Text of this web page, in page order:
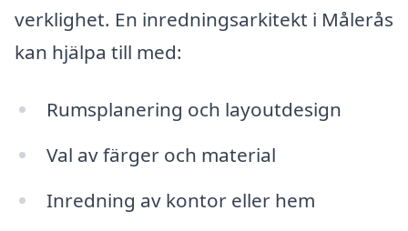
verklighet. En inredningsarkitekt i Målerås
kan hjälpa till med:
Rumsplanering och layoutdesign
Val av färger och material
Inredning av kontor eller hem